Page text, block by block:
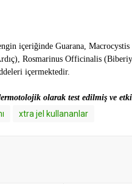
içeriğinde Guarana,
Rosmarinus Officinalis
içermektedir.
olarak test edilmiş ve
xtra jel kullananlar